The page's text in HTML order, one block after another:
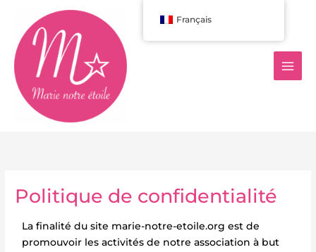
contenu
Politique de confidentialité
La finalité du site marie-notre-etoile.org est de
promouvoir les activités de notre association à but
Français